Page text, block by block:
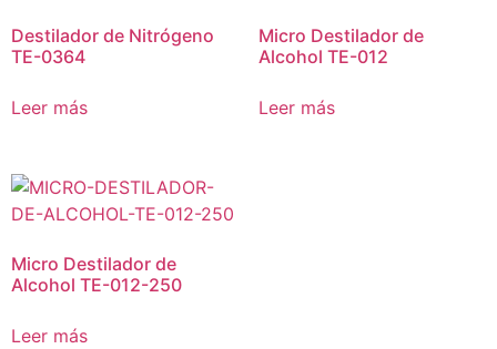
Destilador de Nitrógeno
TE-0364
Leer más
Micro Destilador de
Alcohol TE-012
Leer más
Micro Destilador de
Alcohol TE-012-250
Leer más